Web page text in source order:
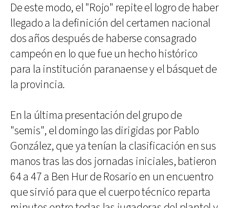
De este modo, el "Rojo" repite el logro de haber
llegado a la definición del certamen nacional
dos años después de haberse consagrado
campeón en lo que fue un hecho histórico
para la institución paranaense y el básquet de
la provincia.
En la última presentación del grupo de
"semis", el domingo las dirigidas por Pablo
González, que ya tenían la clasificación en sus
manos tras las dos jornadas iniciales, batieron
64 a 47 a Ben Hur de Rosario en un encuentro
que sirvió para que el cuerpo técnico reparta